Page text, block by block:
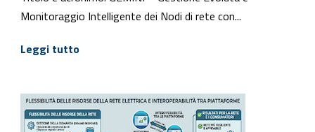
Monitoraggio Intelligente dei Nodi di rete con...
Leggi tutto